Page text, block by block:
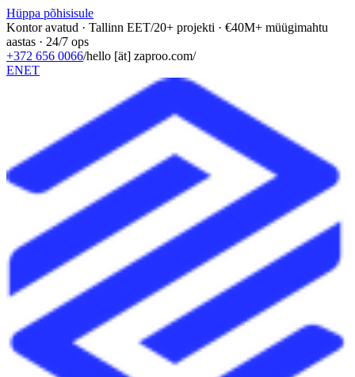
Hüppa põhisisule
Kontor avatud · Tallinn EET/20+ projekti · €40M+ müügimahtu
aastas · 24/7 ops
+372 656 0066/hello [ät] zaproo.com/
ENET